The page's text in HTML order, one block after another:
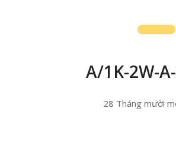
A/1K-2W-
28 Tháng mười